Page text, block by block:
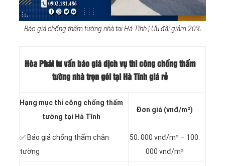
Báo giá chống thấm tường nhà tại Hà Tĩnh | Ưu đãi giảm 20%
Hòa Phát tư vấn báo giá dịch vụ thi công chống thấm
tường nhà trọn gói tại Hà Tĩnh giá rẻ
Hạng mục thi công chống thấm
tường tại Hà Tĩnh
Đơn giá (vnđ/m²)
✅ Báo giá chống thấm chân
tường
50. 000 vnđ/m² – 100.
000 vnđ/m²